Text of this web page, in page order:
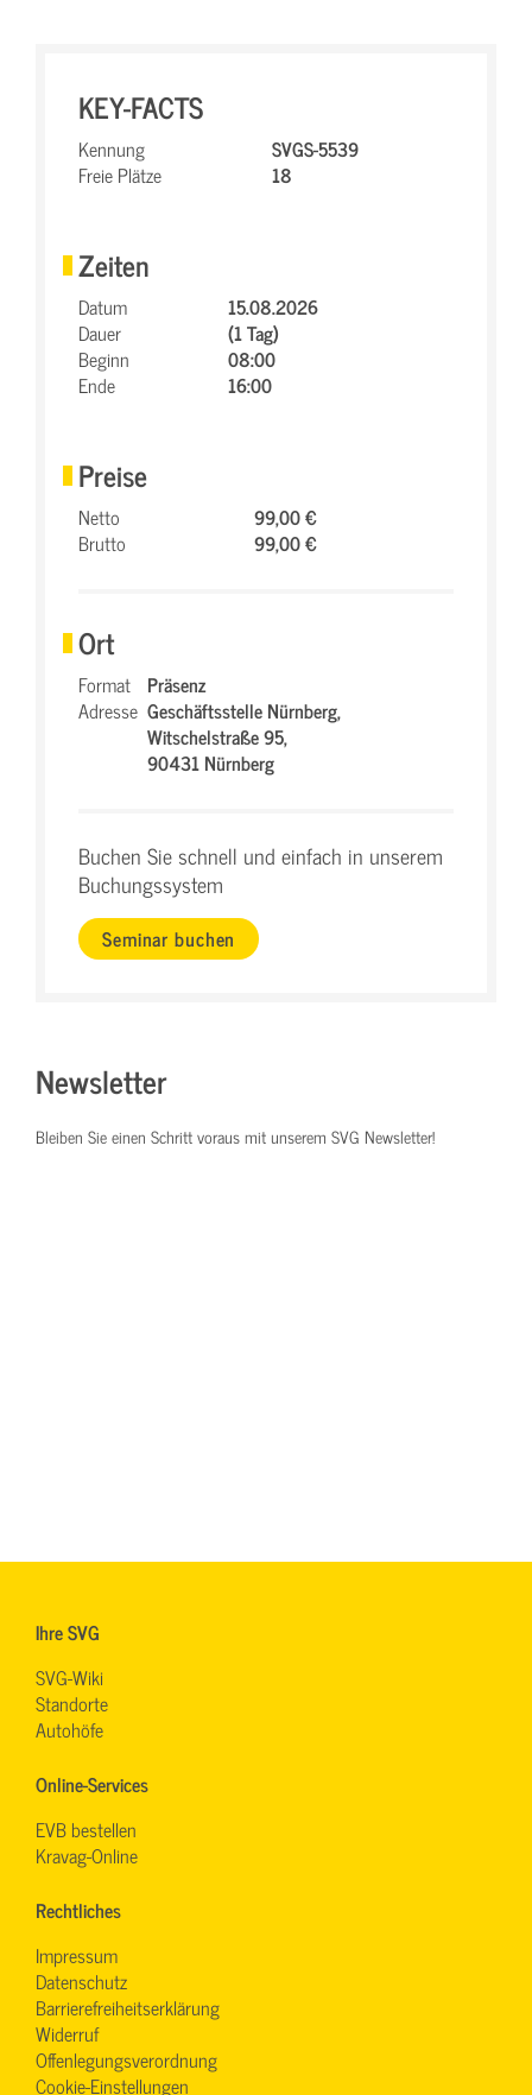
KEY-FACTS
Kennung
SVGS-5539
Freie Plätze
18
Zeiten
Datum
15.08.2026
Dauer
(1 Tag)
Beginn
08:00
Ende
16:00
Preise
Netto
99,00 €
Brutto
99,00 €
Ort
Format Präsenz
Adresse Geschäftsstelle Nürnberg,
Witschelstraße 95,
90431 Nürnberg
Buchen Sie schnell und einfach in unserem
Buchungssystem
Seminar buchen
Newsletter
Bleiben Sie einen Schritt voraus mit unserem SVG Newsletter!
Ihre SVG
SVG-Wiki
Standorte
Autohöfe
Online-Services
EVB bestellen
Kravag-Online
Rechtliches
Impressum
Datenschutz
Barrierefreiheitserklärung
Widerruf
Offenlegungsverordnung
Cookie-Einstellungen